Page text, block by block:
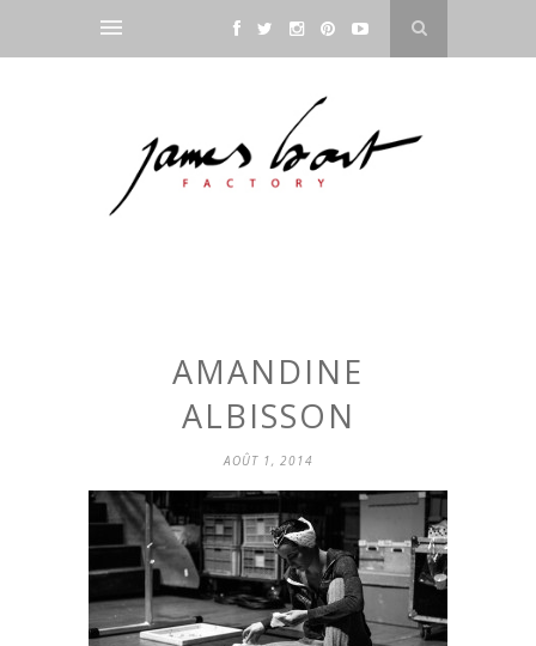
AMANDINE
ALBISSON
AOÛT 1, 2014